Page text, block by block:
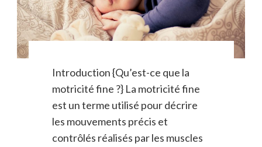
Introduction {Qu’est-ce que la
motricité fine ?} La motricité fine
est un terme utilisé pour décrire
les mouvements précis et
contrôlés réalisés par les muscles